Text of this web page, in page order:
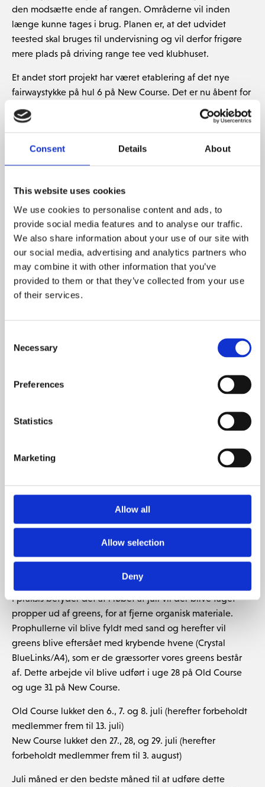
Consent Details About
This website uses cookies
We use cookies to personalise content and ads, to
provide social media features and to analyse our traffic.
We also share information about your use of our site with
our social media, advertising and analytics partners who
may combine it with other information that you’ve
provided to them or that they’ve collected from your use
of their services.
Selection
Necessary
Preferences
Statistics
Marketing
Allow all
Allow selection
Deny
den modsætte ende af rangen. Områderne vil inden
længe kunne tages i brug. Planen er, at det udvidet
teested skal bruges til undervisning og vil derfor frigøre
mere plads på driving range tee ved klubhuset.
Et andet stort projekt har været etablering af det nye
fairwaystykke på hul 6 på New Course. Det er nu åbent for
spil, og vi håber at I bliver glade for ændringerne. I løbet
af de næste par uger vil vi gradvist sænke klippehøjden til
løbende foretage nogle små justeringer, indtil vi får den
helt rigtige facon på fairwayen.
Tilbage i 2019 reetablerede vi vores fairways med rajgræs,
og vi er nu glade for at se det har vist sig at være det helt
rigtige. Allerede i år har græsset klaret sig meget bedre i
varme og tørre perioder.
mulighed for at arbejde intensivt på greens, og vi kan se
at det har båret frugt. I løbet af vinteren fik vi fjernet en
faste, stærke og sunde. Det ønsker vi at holde fast i, og
derfor har vi – som tidligere informeret – indført en
periode med vedligeholdelse på greens i løbet af
sommeren. Alt sammen for at fastholde faste, stærke og
sunde greens sæsonen igennem.
I praksis betyder det at i løbet af juli vil der blive taget
propper ud af greens, for at fjerne organisk materiale.
Prophullerne vil blive fyldt med sand og herefter vil
greens blive eftersået med krybende hvene (Crystal
BlueLinks/A4), som er de græssorter vores greens består
af. Dette arbejde vil blive udført i uge 28 på Old Course
og uge 31 på New Course.
Old Course lukket den 6., 7. og 8. juli (herefter forbeholdt
medlemmer frem til 13. juli)
New Course lukket den 27., 28, og 29. juli (herefter
forbeholdt medlemmer frem til 3. august)
Juli måned er den bedste måned til at udføre dette